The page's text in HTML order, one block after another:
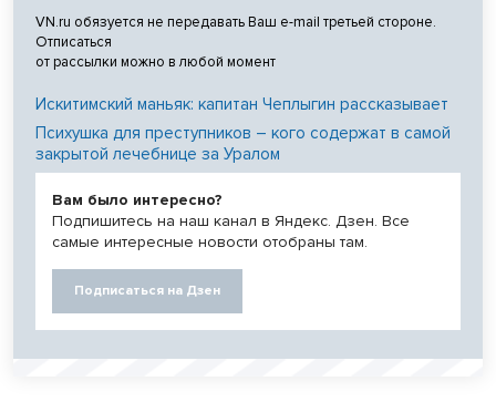
VN.ru обязуется не передавать Ваш e-mail третьей стороне.
Отписаться
от рассылки можно в любой момент
Искитимский маньяк: капитан Чеплыгин рассказывает
Психушка для преступников – кого содержат в самой
закрытой лечебнице за Уралом
Вам было интересно?
Подпишитесь на наш канал в Яндекс. Дзен. Все
самые интересные новости отобраны там.
Подписаться на Дзен